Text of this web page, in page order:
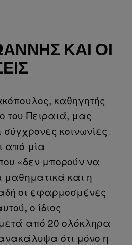
ΚΑΙ ΟΙ
καθηγητής
του Πειραιά, μας
κοινωνίες
από μία
«δεν μπορούν να
μαθηματικά και η
οι εφαρμοσμένες
ο ίδιος
από 20 ολόκληρα
ότι μόνο η